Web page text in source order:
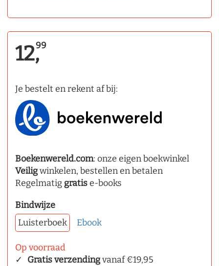
12,99
Je bestelt en rekent af bij:
Boekenwereld.com: onze eigen boekwinkel
Veiligwinkelen, bestellen en betalen
Regelmatig gratise-books
Bindwijze
Luisterboek
Ebook
Op voorraad
Gratis verzendingvanaf €19,95